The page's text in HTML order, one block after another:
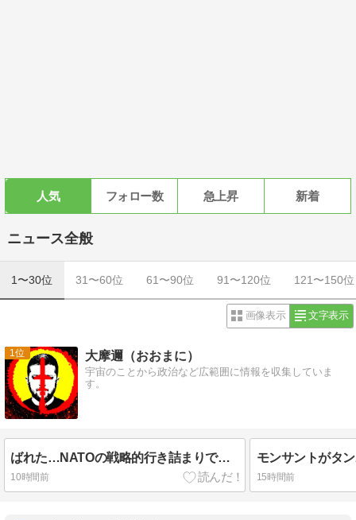
人気 フォロー数 急上昇 新着
ニュース全般
1〜30位 31〜60位 61〜90位 91〜120位 121〜150位
画像表示 文字表示
1 大摩邇（おおまに）
宇宙のことから政治など広範囲に情報を収集していま
す。
ばれた…NATOの戦略的行き詰まりで幕を閉じた40日間の対ロシア・テロ行為
10時間前 15時間前